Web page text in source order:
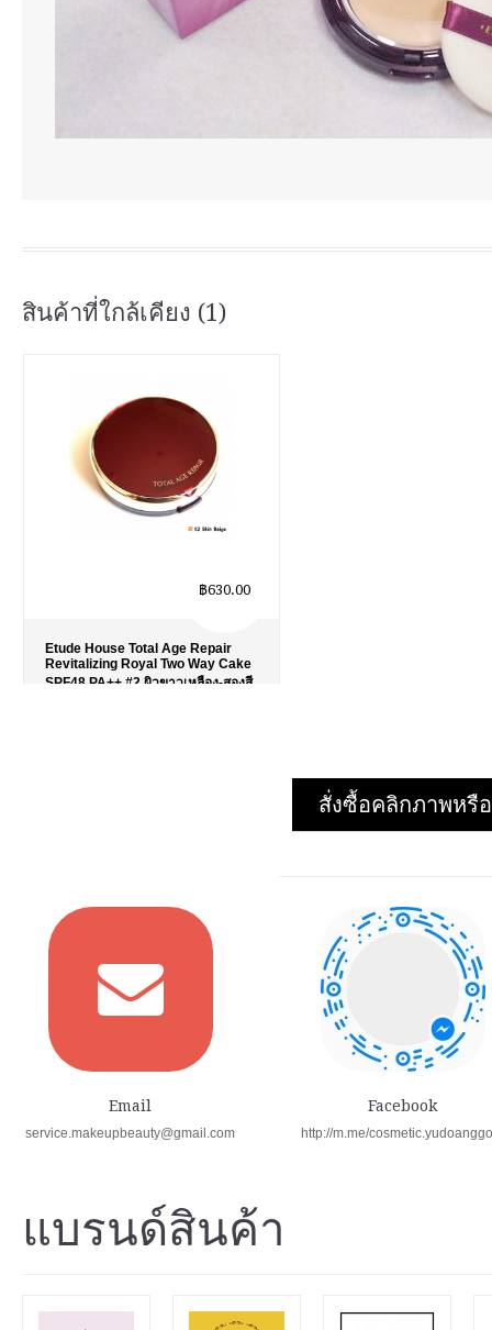
สินค้าที่ใกล้เคียง (1)
Etude House Total Age Repair
Revitalizing Royal Two Way Cake
SPF48 PA++ #2 ผิวขาวเหลือง-สองสี
฿630.00
สั่งซื้อคลิกภาพหรื
Email
service.makeupbeauty@gmail.com
Facebook
http://m.me/
แบรนด์สินค้า